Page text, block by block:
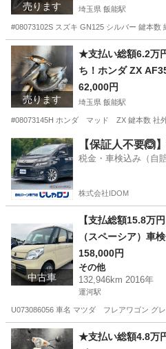
売ります
ングなどに♪
埼玉県 飯能駅
#08073102S スズキ GN125 シルバー 鍵本
埼玉 飯能市 飯能駅 スズキ
売ります
★支払い総額6.2万
ち！ホンダ ZX
♪金ホイール！金フ
62,000円
埼玉県 飯能駅
#08073145H ホンダ マッド ZX 鍵本数 社
埼玉 飯能市 飯能駅 ホンダ
【保証人不要🙆
税金・車検込み（自
株式会社IDOM
中古車
【支払総額15.8万
（スペーシア）車
費良好！自動ブレ
ンバッチリ♩
158,000円
その他
132,946km 2016年
運河駅
U073086056 車名 マツダ フレアワゴン グ
千葉 野田市 運河駅 その他
★支払い総額4.8万